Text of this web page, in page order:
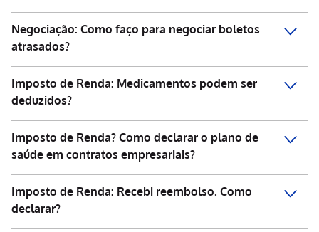
Negociação: Como faço para negociar boletos
atrasados?
Imposto de Renda: Medicamentos podem ser
deduzidos?
Imposto de Renda? Como declarar o plano de
saúde em contratos empresariais?
Imposto de Renda: Recebi reembolso. Como
declarar?